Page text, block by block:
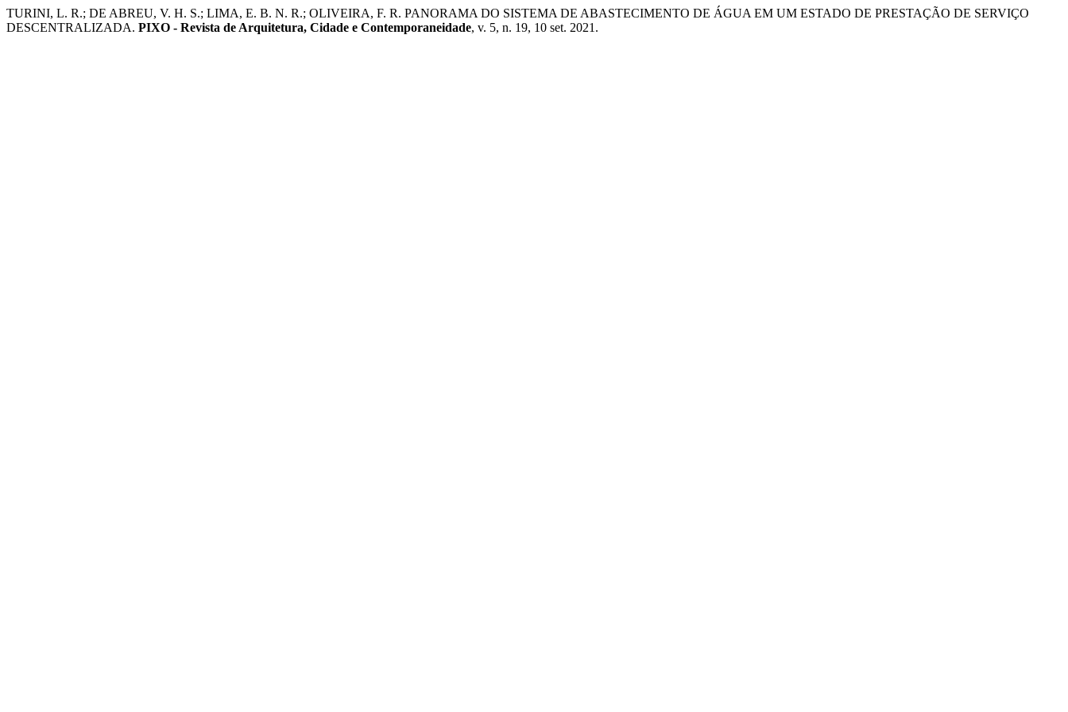
TURINI, L. R.; DE ABREU, V. H. S.; LIMA, E. B. N. R.; OLIVEIRA, F. R. PANORAMA DO SISTEMA DE ABASTECIMENTO DE ÁGUA EM UM ESTADO DE PRESTAÇÃO DE SERVIÇO
DESCENTRALIZADA. PIXO - Revista de Arquitetura, Cidade e Contemporaneidade, v. 5, n. 19, 10 set. 2021.